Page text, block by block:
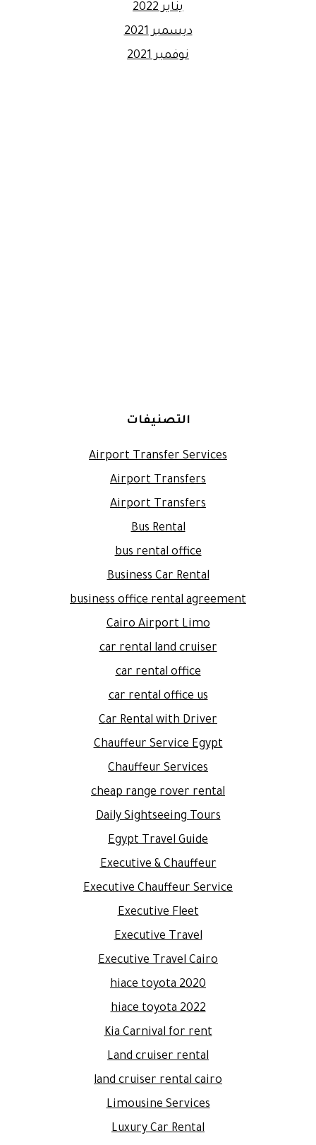
يناير 2022
ديسمبر 2021
نوفمبر 2021
التصنيفات
Airport Transfer Services
Airport Transfers
Airport Transfers
Bus Rental
bus rental office
Business Car Rental
business office rental agreement
Cairo Airport Limo
car rental land cruiser
car rental office
car rental office us
Car Rental with Driver
Chauffeur Service Egypt
Chauffeur Services
cheap range rover rental
Daily Sightseeing Tours
Egypt Travel Guide
Executive & Chauffeur
Executive Chauffeur Service
Executive Fleet
Executive Travel
Executive Travel Cairo
hiace toyota 2020
hiace toyota 2022
Kia Carnival for rent
Land cruiser rental
land cruiser rental cairo
Limousine Services
Luxury Car Rental